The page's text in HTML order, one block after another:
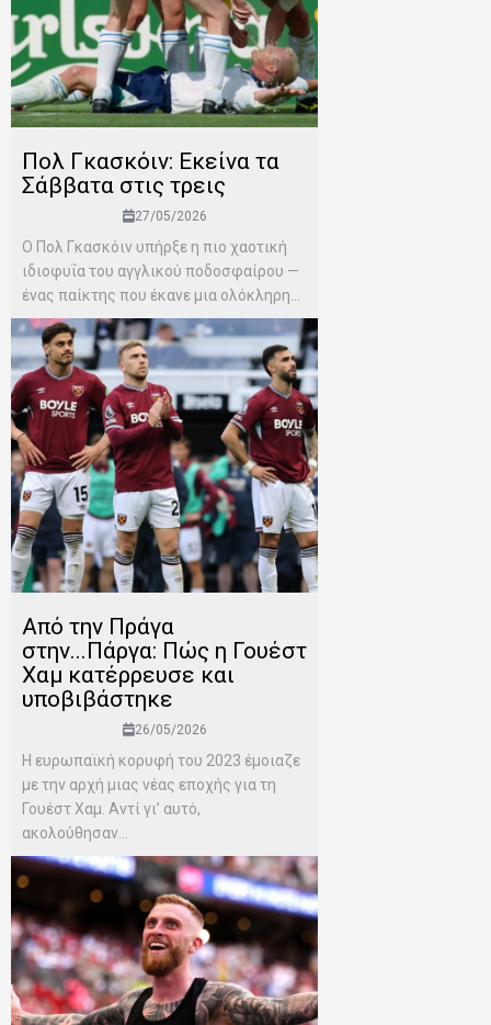
Πολ Γκασκόιν: Εκείνα τα
Σάββατα στις τρεις
27/05/2026
Ο Πολ Γκασκόιν υπήρξε η πιο χαοτική
ιδιοφυΐα του αγγλικού ποδοσφαίρου —
ένας παίκτης που έκανε μια ολόκληρη...
Από την Πράγα
στην...Πάργα: Πώς η Γουέστ
Χαμ κατέρρευσε και
υποβιβάστηκε
26/05/2026
Η ευρωπαϊκή κορυφή του 2023 έμοιαζε
με την αρχή μιας νέας εποχής για τη
Γουέστ Χαμ. Αντί γι’ αυτό,
ακολούθησαν...